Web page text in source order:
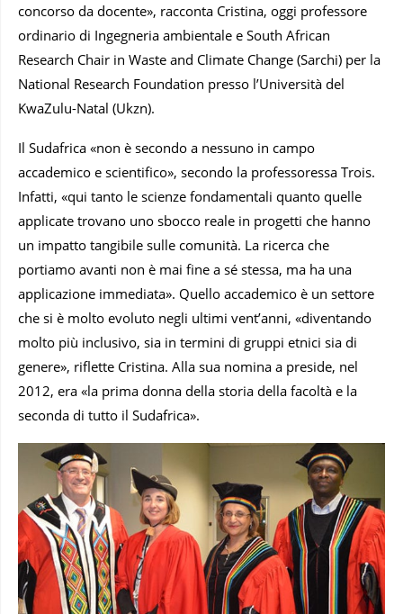
concorso da docente», racconta Cristina, oggi professore
ordinario di Ingegneria ambientale e South African
Research Chair in Waste and Climate Change (Sarchi) per la
National Research Foundation presso l’Università del
KwaZulu-Natal (Ukzn).
Il Sudafrica «non è secondo a nessuno in campo
accademico e scientifico», secondo la professoressa Trois.
Infatti, «qui tanto le scienze fondamentali quanto quelle
applicate trovano uno sbocco reale in progetti che hanno
un impatto tangibile sulle comunità. La ricerca che
portiamo avanti non è mai fine a sé stessa, ma ha una
applicazione immediata». Quello accademico è un settore
che si è molto evoluto negli ultimi vent’anni, «diventando
molto più inclusivo, sia in termini di gruppi etnici sia di
genere», riflette Cristina. Alla sua nomina a preside, nel
2012, era «la prima donna della storia della facoltà e la
seconda di tutto il Sudafrica».